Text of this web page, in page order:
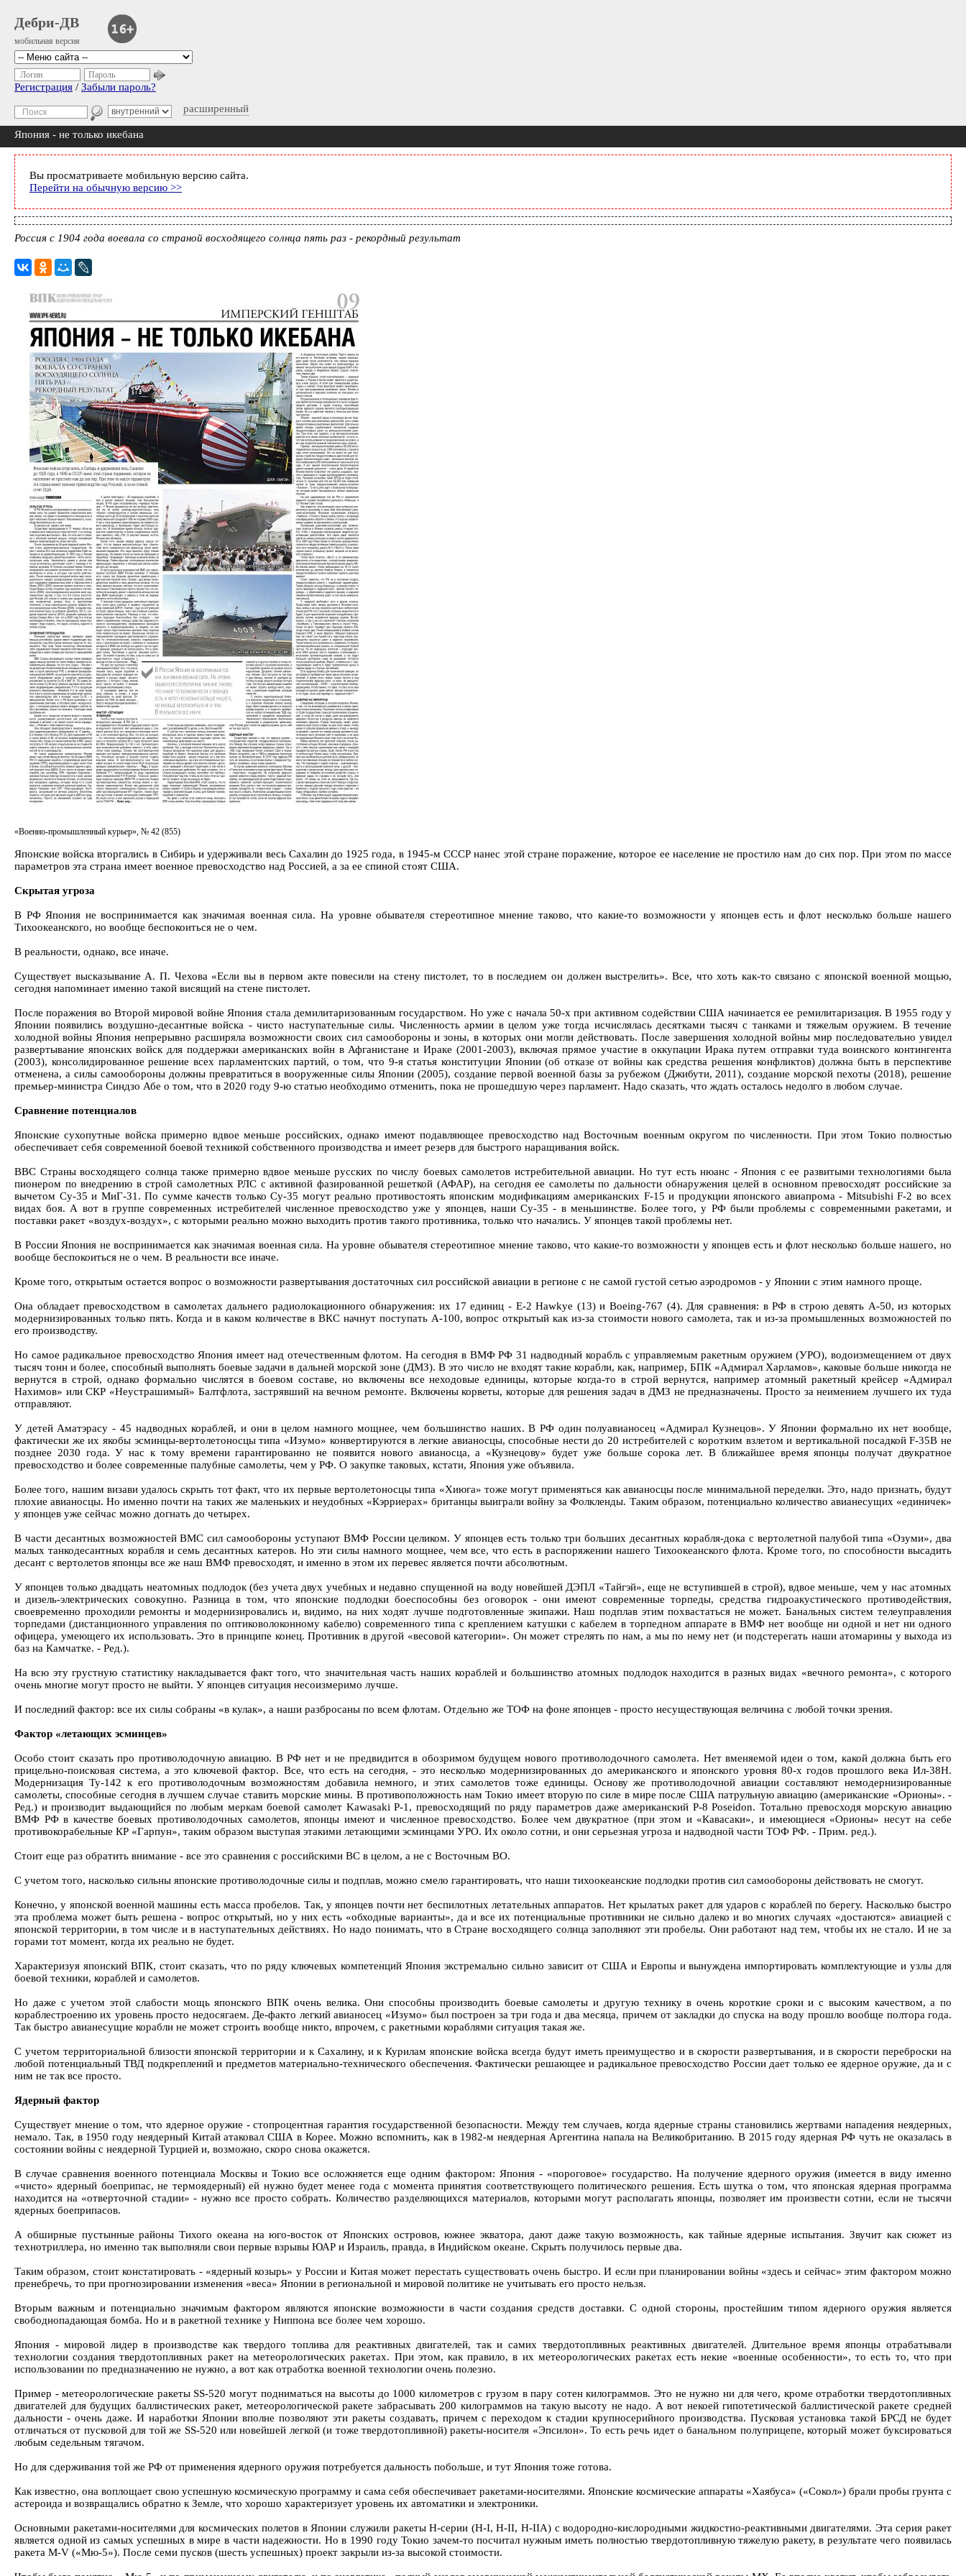
Дебри-ДВ
мобильная версия
расширенный
Логин Пароль
Регистрация / Забыли пароль?
Япония - не только икебана
Вы просматриваете мобильную версию сайта.
Перейти на обычную версию >>
Россия с 1904 года воевала со страной восходящего солнца пять раз - рекордный результат
«Военно-промышленный курьер», № 42 (855)
Японские войска вторгались в Сибирь и удерживали весь Сахалин до 1925 года, в 1945-м СССР нанес этой стране поражение, которое ее население не простило нам до сих пор. При этом по массе
параметров эта страна имеет военное превосходство над Россией, а за ее спиной стоят США.
Скрытая угроза
В РФ Япония не воспринимается как значимая военная сила. На уровне обывателя стереотипное мнение таково, что какие-то возможности у японцев есть и флот несколько больше нашего
Тихоокеанского, но вообще беспокоиться не о чем.
В реальности, однако, все иначе.
Существует высказывание А. П. Чехова «Если вы в первом акте повесили на стену пистолет, то в последнем он должен выстрелить». Все, что хоть как-то связано с японской военной мощью,
сегодня напоминает именно такой висящий на стене пистолет.
После поражения во Второй мировой войне Япония стала демилитаризованным государством. Но уже с начала 50-х при активном содействии США начинается ее ремилитаризация. В 1955 году у
Японии появились воздушно-десантные войска - чисто наступательные силы. Численность армии в целом уже тогда исчислялась десятками тысяч с танками и тяжелым оружием. В течение
холодной войны Япония непрерывно расширяла возможности своих сил самообороны и зоны, в которых они могли действовать. После завершения холодной войны мир последовательно увидел
развертывание японских войск для поддержки американских войн в Афганистане и Ираке (2001-2003), включая прямое участие в оккупации Ирака путем отправки туда воинского контингента
(2003), консолидированное решение всех парламентских партий, о том, что 9-я статья конституции Японии (об отказе от войны как средства решения конфликтов) должна быть в перспективе
отменена, а силы самообороны должны превратиться в вооруженные силы Японии (2005), создание первой военной базы за рубежом (Джибути, 2011), создание морской пехоты (2018), решение
премьер-министра Синдзо Абе о том, что в 2020 году 9-ю статью необходимо отменить, пока не прошедшую через парламент. Надо сказать, что ждать осталось недолго в любом случае.
Сравнение потенциалов
Японские сухопутные войска примерно вдвое меньше российских, однако имеют подавляющее превосходство над Восточным военным округом по численности. При этом Токио полностью
обеспечивает себя современной боевой техникой собственного производства и имеет резерв для быстрого наращивания войск.
ВВС Страны восходящего солнца также примерно вдвое меньше русских по числу боевых самолетов истребительной авиации. Но тут есть нюанс - Япония с ее развитыми технологиями была
пионером по внедрению в строй самолетных РЛС с активной фазированной решеткой (АФАР), на сегодня ее самолеты по дальности обнаружения целей в основном превосходят российские за
вычетом Су-35 и МиГ-31. По сумме качеств только Су-35 могут реально противостоять японским модификациям американских F-15 и продукции японского авиапрома - Mitsubishi F-2 во всех
видах боя. А вот в группе современных истребителей численное превосходство уже у японцев, наши Су-35 - в меньшинстве. Более того, у РФ были проблемы с современными ракетами, и
поставки ракет «воздух-воздух», с которыми реально можно выходить против такого противника, только что начались. У японцев такой проблемы нет.
В России Япония не воспринимается как значимая военная сила. На уровне обывателя стереотипное мнение таково, что какие-то возможности у японцев есть и флот несколько больше нашего, но
вообще беспокоиться не о чем. В реальности все иначе.
Кроме того, открытым остается вопрос о возможности развертывания достаточных сил российской авиации в регионе с не самой густой сетью аэродромов - у Японии с этим намного проще.
Она обладает превосходством в самолетах дальнего радиолокационного обнаружения: их 17 единиц - Е-2 Hawkye (13) и Boeing-767 (4). Для сравнения: в РФ в строю девять А-50, из которых
модернизированных только пять. Когда и в каком количестве в ВКС начнут поступать А-100, вопрос открытый как из-за стоимости нового самолета, так и из-за промышленных возможностей по
его производству.
Но самое радикальное превосходство Япония имеет над отечественным флотом. На сегодня в ВМФ РФ 31 надводный корабль с управляемым ракетным оружием (УРО), водоизмещением от двух
тысяч тонн и более, способный выполнять боевые задачи в дальней морской зоне (ДМЗ). В это число не входят такие корабли, как, например, БПК «Адмирал Харламов», каковые больше никогда не
вернутся в строй, однако формально числятся в боевом составе, но включены все неходовые единицы, которые когда-то в строй вернутся, например атомный ракетный крейсер «Адмирал
Нахимов» или СКР «Неустрашимый» Балтфлота, застрявший на вечном ремонте. Включены корветы, которые для решения задач в ДМЗ не предназначены. Просто за неимением лучшего их туда
отправляют.
У детей Аматэрасу - 45 надводных кораблей, и они в целом намного мощнее, чем большинство наших. В РФ один полуавианосец «Адмирал Кузнецов». У Японии формально их нет вообще,
фактически же их якобы эсминцы-вертолетоносцы типа «Изумо» конвертируются в легкие авианосцы, способные нести до 20 истребителей с коротким взлетом и вертикальной посадкой F-35B не
позднее 2030 года. У нас к тому времени гарантированно не появится нового авианосца, а «Кузнецову» будет уже больше сорока лет. В ближайшее время японцы получат двукратное
превосходство и более современные палубные самолеты, чем у РФ. О закупке таковых, кстати, Япония уже объявила.
Более того, нашим визави удалось скрыть тот факт, что их первые вертолетоносцы типа «Хиюга» тоже могут применяться как авианосцы после минимальной переделки. Это, надо признать, будут
плохие авианосцы. Но именно почти на таких же маленьких и неудобных «Кэрриерах» британцы выиграли войну за Фолкленды. Таким образом, потенциально количество авианесущих «единичек»
у японцев уже сейчас можно догнать до четырех.
В части десантных возможностей ВМС сил самообороны уступают ВМФ России целиком. У японцев есть только три больших десантных корабля-дока с вертолетной палубой типа «Озуми», два
малых танкодесантных корабля и семь десантных катеров. Но эти силы намного мощнее, чем все, что есть в распоряжении нашего Тихоокеанского флота. Кроме того, по способности высадить
десант с вертолетов японцы все же наш ВМФ превосходят, и именно в этом их перевес является почти абсолютным.
У японцев только двадцать неатомных подлодок (без учета двух учебных и недавно спущенной на воду новейшей ДЭПЛ «Тайгэй», еще не вступившей в строй), вдвое меньше, чем у нас атомных
и дизель-электрических совокупно. Разница в том, что японские подлодки боеспособны без оговорок - они имеют современные торпеды, средства гидроакустического противодействия,
своевременно проходили ремонты и модернизировались и, видимо, на них ходят лучше подготовленные экипажи. Наш подплав этим похвастаться не может. Банальных систем телеуправления
торпедами (дистанционного управления по оптиковолоконному кабелю) современного типа с креплением катушки с кабелем в торпедном аппарате в ВМФ нет вообще ни одной и нет ни одного
офицера, умеющего их использовать. Это в принципе конец. Противник в другой «весовой категории». Он может стрелять по нам, а мы по нему нет (и подстерегать наши атомарины у выхода из
баз на Камчатке. - Ред.).
На всю эту грустную статистику накладывается факт того, что значительная часть наших кораблей и большинство атомных подлодок находится в разных видах «вечного ремонта», с которого
очень многие могут просто не выйти. У японцев ситуация несоизмеримо лучше.
И последний фактор: все их силы собраны «в кулак», а наши разбросаны по всем флотам. Отдельно же ТОФ на фоне японцев - просто несуществующая величина с любой точки зрения.
Фактор «летающих эсминцев»
Особо стоит сказать про противолодочную авиацию. В РФ нет и не предвидится в обозримом будущем нового противолодочного самолета. Нет вменяемой идеи о том, какой должна быть его
прицельно-поисковая система, а это ключевой фактор. Все, что есть на сегодня, - это несколько модернизированных до американского и японского уровня 80-х годов прошлого века Ил-38Н.
Модернизация Ту-142 к его противолодочным возможностям добавила немного, и этих самолетов тоже единицы. Основу же противолодочной авиации составляют немодернизированные
самолеты, способные сегодня в лучшем случае ставить морские мины. В противоположность нам Токио имеет вторую по силе в мире после США патрульную авиацию (американские «Орионы». -
Ред.) и производит выдающийся по любым меркам боевой самолет Kawasaki P-1, превосходящий по ряду параметров даже американский P-8 Poseidon. Тотально превосходя морскую авиацию
ВМФ РФ в качестве боевых противолодочных самолетов, японцы имеют и численное превосходство. Более чем двукратное (при этом и «Кавасаки», и имеющиеся «Орионы» несут на себе
противокорабельные КР «Гарпун», таким образом выступая этакими летающими эсминцами УРО. Их около сотни, и они серьезная угроза и надводной части ТОФ РФ. - Прим. ред.).
Стоит еще раз обратить внимание - все это сравнения с российскими ВС в целом, а не с Восточным ВО.
С учетом того, насколько сильны японские противолодочные силы и подплав, можно смело гарантировать, что наши тихоокеанские подлодки против сил самообороны действовать не смогут.
Конечно, у японской военной машины есть масса пробелов. Так, у японцев почти нет беспилотных летательных аппаратов. Нет крылатых ракет для ударов с кораблей по берегу. Насколько быстро
эта проблема может быть решена - вопрос открытый, но у них есть «обходные варианты», да и все их потенциальные противники не сильно далеко и во многих случаях «достаются» авиацией с
японской территории, в том числе и в наступательных действиях. Но надо понимать, что в Стране восходящего солнца заполняют эти пробелы. Они работают над тем, чтобы их не стало. И не за
горами тот момент, когда их реально не будет.
Характеризуя японский ВПК, стоит сказать, что по ряду ключевых компетенций Япония экстремально сильно зависит от США и Европы и вынуждена импортировать комплектующие и узлы для
боевой техники, кораблей и самолетов.
Но даже с учетом этой слабости мощь японского ВПК очень велика. Они способны производить боевые самолеты и другую технику в очень короткие сроки и с высоким качеством, а по
кораблестроению их уровень просто недосягаем. Де-факто легкий авианосец «Изумо» был построен за три года и два месяца, причем от закладки до спуска на воду прошло вообще полтора года.
Так быстро авианесущие корабли не может строить вообще никто, впрочем, с ракетными кораблями ситуация такая же.
С учетом территориальной близости японской территории и к Сахалину, и к Курилам японские войска всегда будут иметь преимущество и в скорости развертывания, и в скорости переброски на
любой потенциальный ТВД подкреплений и предметов материально-технического обеспечения. Фактически решающее и радикальное превосходство России дает только ее ядерное оружие, да и с
ним не так все просто.
Ядерный фактор
Существует мнение о том, что ядерное оружие - стопроцентная гарантия государственной безопасности. Между тем случаев, когда ядерные страны становились жертвами нападения неядерных,
немало. Так, в 1950 году неядерный Китай атаковал США в Корее. Можно вспомнить, как в 1982-м неядерная Аргентина напала на Великобританию. В 2015 году ядерная РФ чуть не оказалась в
состоянии войны с неядерной Турцией и, возможно, скоро снова окажется.
В случае сравнения военного потенциала Москвы и Токио все осложняется еще одним фактором: Япония - «пороговое» государство. На получение ядерного оружия (имеется в виду именно
«чисто» ядерный боеприпас, не термоядерный) ей нужно будет менее года с момента принятия соответствующего политического решения. Есть шутка о том, что японская ядерная программа
находится на «отверточной стадии» - нужно все просто собрать. Количество разделяющихся материалов, которыми могут располагать японцы, позволяет им произвести сотни, если не тысячи
ядерных боеприпасов.
А обширные пустынные районы Тихого океана на юго-восток от Японских островов, южнее экватора, дают даже такую возможность, как тайные ядерные испытания. Звучит как сюжет из
технотриллера, но именно так выполняли свои первые взрывы ЮАР и Израиль, правда, в Индийском океане. Скрыть получилось первые два.
Таким образом, стоит констатировать - «ядерный козырь» у России и Китая может перестать существовать очень быстро. И если при планировании войны «здесь и сейчас» этим фактором можно
пренебречь, то при прогнозировании изменения «веса» Японии в региональной и мировой политике не учитывать его просто нельзя.
Вторым важным и потенциально значимым фактором являются японские возможности в части создания средств доставки. С одной стороны, простейшим типом ядерного оружия является
свободнопадающая бомба. Но и в ракетной технике у Ниппона все более чем хорошо.
Япония - мировой лидер в производстве как твердого топлива для реактивных двигателей, так и самих твердотопливных реактивных двигателей. Длительное время японцы отрабатывали
технологии создания твердотопливных ракет на метеорологических ракетах. При этом, как правило, в их метеорологических ракетах есть некие «военные особенности», то есть то, что при
использовании по предназначению не нужно, а вот как отработка военной технологии очень полезно.
Пример - метеорологические ракеты SS-520 могут подниматься на высоты до 1000 километров с грузом в пару сотен килограммов. Это не нужно ни для чего, кроме отработки твердотопливных
двигателей для будущих баллистических ракет, метеорологической ракете забрасывать 200 килограммов на такую высоту не надо. А вот некоей гипотетической баллистической ракете средней
дальности - очень даже. И наработки Японии вполне позволяют эти ракеты создавать, причем с переходом к стадии крупносерийного производства. Пусковая установка такой БРСД не будет
отличаться от пусковой для той же SS-520 или новейшей легкой (и тоже твердотопливной) ракеты-носителя «Эпсилон». То есть речь идет о банальном полуприцепе, который может буксироваться
любым седельным тягачом.
Но для сдерживания той же РФ от применения ядерного оружия потребуется дальность побольше, и тут Япония тоже готова.
Как известно, она воплощает свою успешную космическую программу и сама себя обеспечивает ракетами-носителями. Японские космические аппараты «Хаябуса» («Сокол») брали пробы грунта с
астероида и возвращались обратно к Земле, что хорошо характеризует уровень их автоматики и электроники.
Основными ракетами-носителями для космических полетов в Японии служили ракеты Н-серии (H-I, H-II, H-IIA) с водородно-кислородными жидкостно-реактивными двигателями. Эта серия ракет
является одной из самых успешных в мире в части надежности. Но в 1990 году Токио зачем-то посчитал нужным иметь полностью твердотопливную тяжелую ракету, в результате чего появилась
ракета M-V («Мю-5»). После семи пусков (шесть успешных) проект закрыли из-за высокой стоимости.